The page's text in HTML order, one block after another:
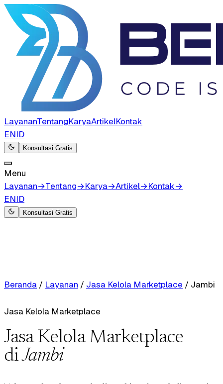
LayananTentangKaryaArtikelKontak
ENID
Konsultasi Gratis
Menu
Layanan→Tentang→Karya→Artikel→Kontak→
ENID
Konsultasi Gratis
Beranda / Layanan / Jasa Kelola Marketplace / Jambi
Jasa Kelola Marketplace
Jasa Kelola Marketplace
diJambi